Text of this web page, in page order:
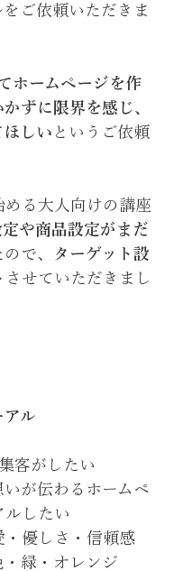
をご依頼いただきま
ホームページを作
ずに限界を感じ、
しい というご依頼
る大人向けの講座
や商品設定がまだ
で、
ターゲット設
させていただきまし
アル
客がしたい
いが伝わるホームペ
ルしたい
・優しさ・信頼感
・緑・オレンジ